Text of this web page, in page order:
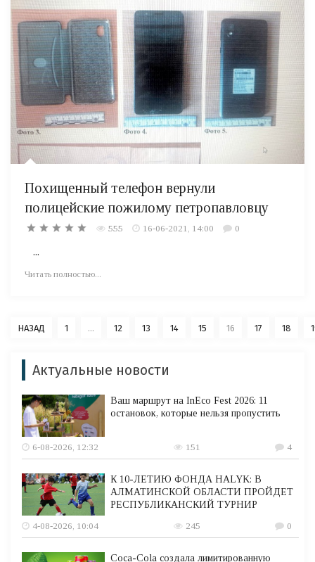
Похищенный телефон вернули
полицейские пожилому петропавловцу
555 16-06-2021, 14:00 0
...
Читать полностью...
НАЗАД 1 ... 12 13 14 15 16 17 18
Актуальные новости
Ваш маршрут на InEco Fest 2026: 11
остановок, которые нельзя пропустить
6-08-2026, 12:32 151 4
К 10-ЛЕТИЮ ФОНДА HALYK: В
АЛМАТИНСКОЙ ОБЛАСТИ ПРОЙДЕТ
РЕСПУБЛИКАНСКИЙ ТУРНИР
4-08-2026, 10:04
245 0
Coca-Cola создала лимитированную